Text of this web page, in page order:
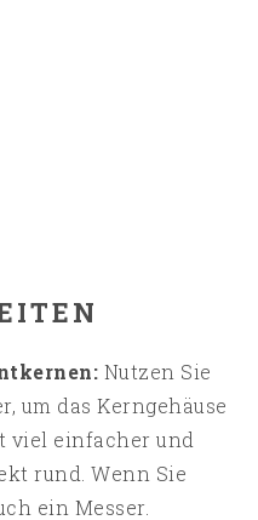
Nutzen Sie
um das Kerngehäuse
viel einfacher und
rund. Wenn Sie
ein Messer.